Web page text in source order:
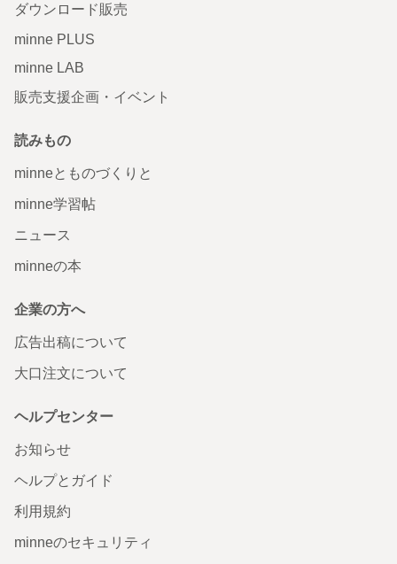
ダウンロード販売
minne PLUS
minne LAB
販売支援企画・イベント
読みもの
minneとものづくりと
minne学習帖
ニュース
minneの本
企業の方へ
広告出稿について
大口注文について
ヘルプセンター
お知らせ
ヘルプとガイド
利用規約
minneのセキュリティ